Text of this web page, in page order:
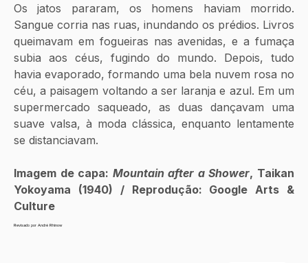
Os jatos pararam, os homens haviam morrido.
Sangue corria nas ruas, inundando os prédios. Livros
queimavam em fogueiras nas avenidas, e a fumaça
subia aos céus, fugindo do mundo. Depois, tudo
havia evaporado, formando uma bela nuvem rosa no
céu, a paisagem voltando a ser laranja e azul. Em um
supermercado saqueado, as duas dançavam uma
suave valsa, à moda clássica, enquanto lentamente
se distanciavam.
Imagem de capa: Mountain after a Shower, Taikan
Yokoyama (1940) / Reprodução: Google Arts &
Culture
Revisado por André Rhinow